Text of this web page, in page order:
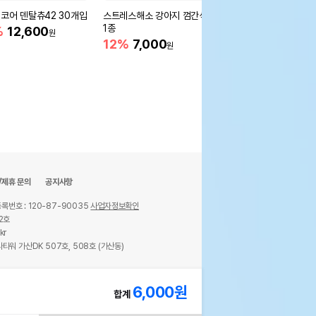
어 덴탈츄42 30개입
12,600원
스트레스해소 강아지 껌간식 2
1종
12% 7,000원
합계 6,000원
휴 문의 공지사항
록번호 : 120-87-90035사업자정보확인
호
타워 가산DK 507호, 508호 (가산동)